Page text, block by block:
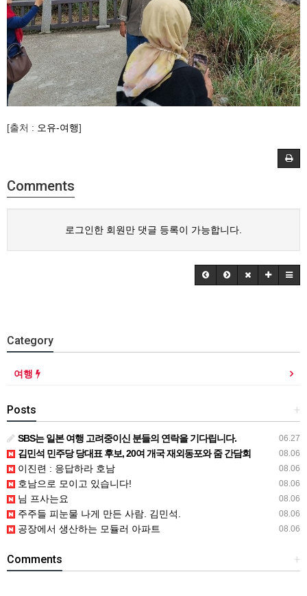
[출처 : 오유-여행]
Comments
로그인한 회원만 댓글 등록이 가능합니다.
Category
여행
+
Posts
06.27
SBS는 일본 여행 고려중이신 분들의 연락을 기다립니다.
08.06
김민석 민주당 당대표 후보, 20여 개국 재외동포와 줌 간담회
08.06
이진련 : 응답하라 호남
08.06
호남으로 모이고 있습니다!
08.06
님 프사는요
08.06
주주들 피눈물 나게 만든 사람. 김민석.
08.06
공장에서 생산하는 모듈러 아파트
+
Comments